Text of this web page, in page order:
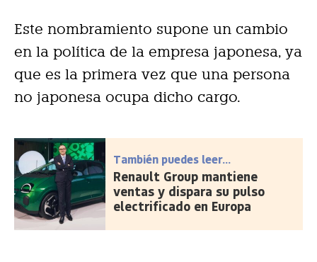
Este nombramiento supone un cambio
en la política de la empresa japonesa, ya
que es la primera vez que una persona
no japonesa ocupa dicho cargo.
También puedes leer...
Renault Group mantiene
ventas y dispara su pulso
electrificado en Europa